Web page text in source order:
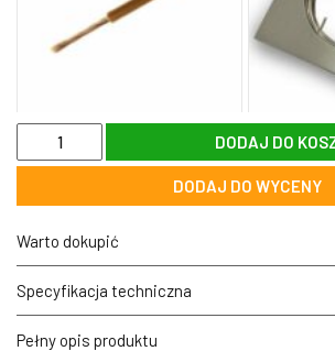
ilość
Gzyms
LED
listwa
oświetleniowa
sufitowa
do
zabudowy
karnisza
COMO
2mb
DODAJ DO
DODAJ DO WYCENY
Warto dokupić
Specyfikacja techniczna
Pełny opis produktu